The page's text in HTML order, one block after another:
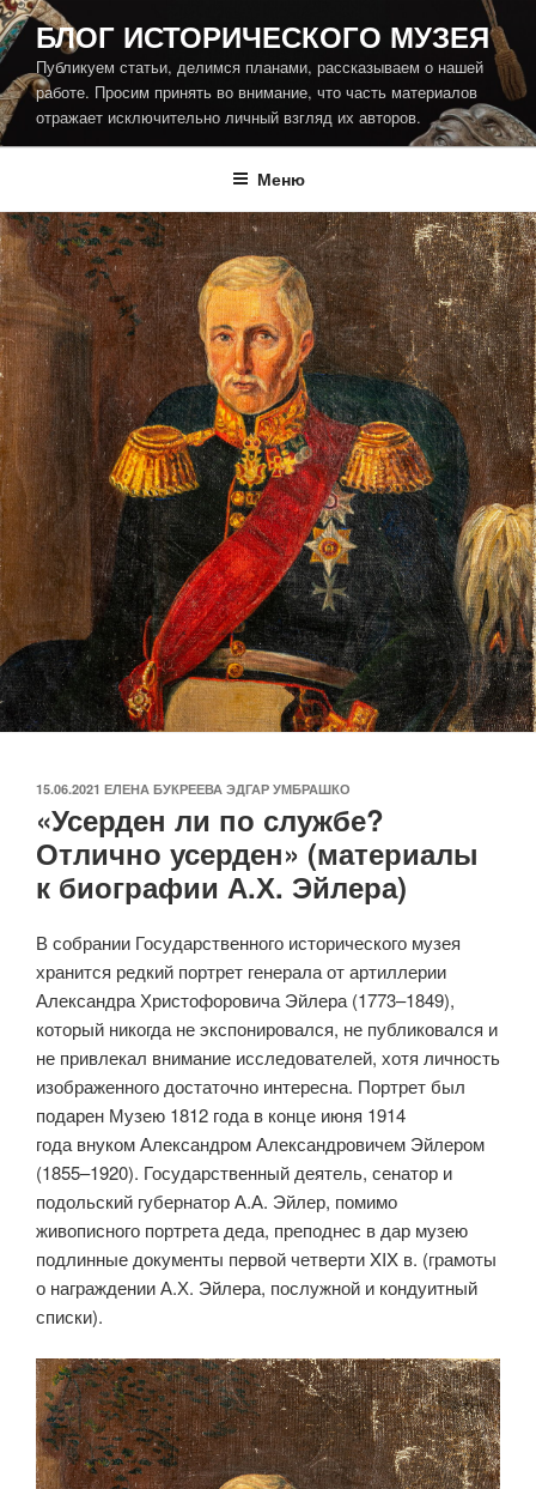
Перейти
к
содержимому
БЛОГ ИСТОРИЧЕСКОГО МУЗЕЯ
Публикуем статьи, делимся планами, рассказываем о нашей
работе. Просим принять во внимание, что часть материалов
отражает исключительно личный взгляд их авторов.
Меню
ОПУБЛИКОВАНО
15.06.2021 ЕЛЕНА БУКРЕЕВА ЭДГАР УМБРАШКО
«Усерден ли по службе?
Отлично усерден» (материалы
к биографии А.Х. Эйлера)
В собрании Государственного исторического музея
хранится редкий портрет генерала от артиллерии
Александра Христофоровича Эйлера (1773–1849),
который никогда не экспонировался, не публиковался и
не привлекал внимание исследователей, хотя личность
изображенного достаточно интересна. Портрет был
подарен Музею 1812 года в конце июня 1914
года внуком Александром Александровичем Эйлером
(1855–1920). Государственный деятель, сенатор и
подольский губернатор А.А. Эйлер, помимо
живописного портрета деда, преподнес в дар музею
подлинные документы первой четверти XIX в. (грамоты
о награждении А.Х. Эйлера, послужной и кондуитный
списки).